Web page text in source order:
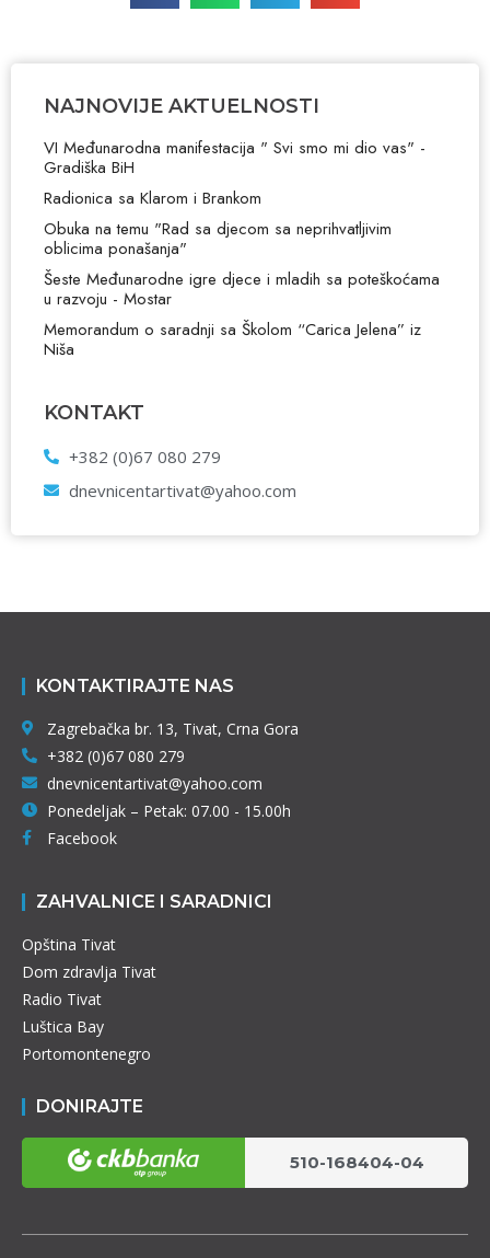
NAJNOVIJE AKTUELNOSTI
VI Međunarodna manifestacija " Svi smo mi dio vas" -
Gradiška BiH
Radionica sa Klarom i Brankom
Obuka na temu "Rad sa djecom sa neprihvatljivim
oblicima ponašanja"
Šeste Međunarodne igre djece i mladih sa poteškoćama
u razvoju - Mostar
Memorandum o saradnji sa Školom “Carica Jelena” iz
Niša
KONTAKT
+382 (0)67 080 279
dnevnicentartivat@yahoo.com
KONTAKTIRAJTE NAS
Zagrebačka br. 13, Tivat, Crna Gora
+382 (0)67 080 279
dnevnicentartivat@yahoo.com
Ponedeljak – Petak: 07.00 - 15.00h
Facebook
ZAHVALNICE I SARADNICI
Opština Tivat
Dom zdravlja Tivat
Radio Tivat
Luštica Bay
Portomontenegro
DONIRAJTE
510-168404-04